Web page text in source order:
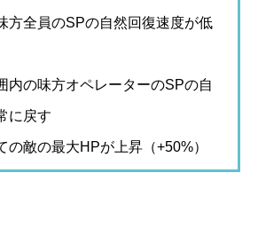
方全員のSPの自然回復速度が低
内の味方オペレーターのSPの自
に戻す
の敵の最大HPが上昇（+50%）